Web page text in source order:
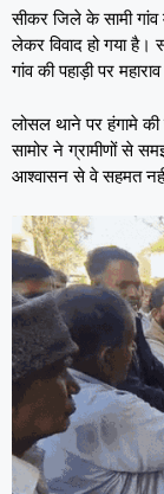
सीकर जिले के सामी गांव
लेकर विवाद हो गया है।
गांव की पहाड़ी पर
लोसल थाने पर हंगामे की
सामोर ने ग्रामीणों से
आश्वासन से वे सहमत